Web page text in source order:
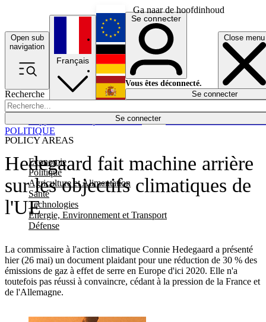
Ga naar de hoofdinhoud
Open sub
navigation
Close menu
Recherche
Se connecter
POLICY AREAS
Economie
Politique
Agriculture et Alimentation
Santé
Technologies
Energie, Environnement et Transport
Défense
Économie
Français
English
Deutsch
Español
Se connecter
Vous êtes déconnecté.
Se connecter
Hedegaard fait machine arrière
sur les objectifs climatiques de
l'UE
La commissaire à l'action climatique Connie Hedegaard a présenté
hier (26 mai) un document plaidant pour une réduction de 30 % des
émissions de gaz à effet de serre en Europe d'ici 2020. Elle n'a
toutefois pas réussi à convaincre, cédant à la pression de la France et
de l'Allemagne.
POLITIQUE